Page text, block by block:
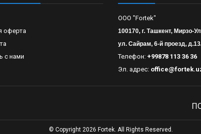
оферта
с нами
OOO "Fortek"
100170, г. Ташкент, Мирзо-
ул. Сайрам, 6-й проезд,
Телефон: +99878 113 36 36
Эл. адрес:
© Copyright 2026 Fortek. All Rights Reserved.